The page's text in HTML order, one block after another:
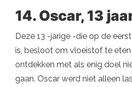
14. Oscar, 13
Deze 13 -jarige -die op de
is, besloot om vloeistof te
ontdekken met als enig doel
gaan. Oscar werd niet alleen